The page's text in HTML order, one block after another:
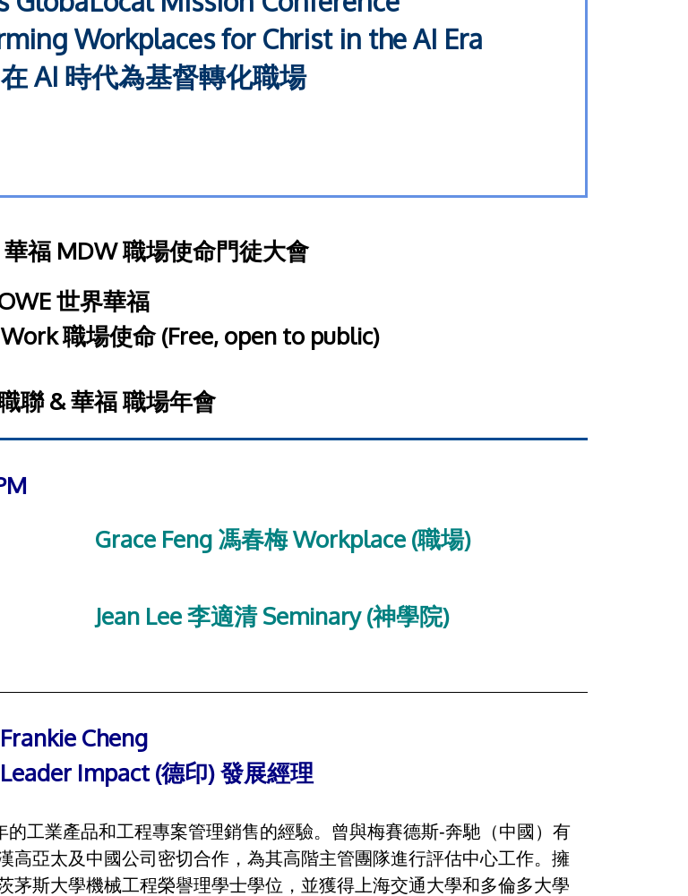
Workplaces for Christ in the AI Era
AI 時代為基督轉化職場
華福 MDW 職場使命門徒大會
世界華福
職場使命 (Free, open to public)
聯 & 華福 職場年會
Grace Feng 馮春梅 Workplace (職場)
Jean Lee 李適清 Seminary (神學院)
Cheng
Impact (德印) 發展經理
的工業產品和工程專案管理銷售的經驗。曾與梅賽德斯-奔馳（中國）有
高亞太及中國公司密切合作，為其高階主管團隊進行評估中心工作。擁
茅斯大學機械工程榮譽理學士學位，並獲得上海交通大學和多倫多大學